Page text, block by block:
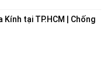
Kính tại TP.HCM | Chống